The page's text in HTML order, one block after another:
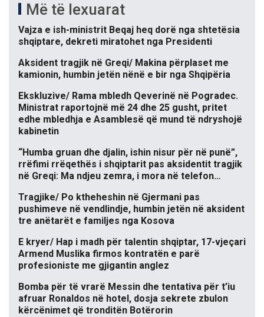
Më të lexuarat
Vajza e ish-ministrit Beqaj heq dorë nga shtetësia
shqiptare, dekreti miratohet nga Presidenti
Aksident tragjik në Greqi/ Makina përplaset me
kamionin, humbin jetën nënë e bir nga Shqipëria
Ekskluzive/ Rama mbledh Qeverinë në Pogradec.
Ministrat raportojnë më 24 dhe 25 gusht, pritet
edhe mbledhja e Asamblesë që mund të ndryshojë
kabinetin
“Humba gruan dhe djalin, ishin nisur për në punë”,
rrëfimi rrëqethës i shqiptarit pas aksidentit tragjik
në Greqi: Ma ndjeu zemra, i mora në telefon…
Tragjike/ Po ktheheshin në Gjermani pas
pushimeve në vendlindje, humbin jetën në aksident
tre anëtarët e familjes nga Kosova
E kryer/ Hap i madh për talentin shqiptar, 17-vjeçari
Armend Muslika firmos kontratën e parë
profesioniste me gjigantin anglez
Bomba për të vrarë Messin dhe tentativa për t’iu
afruar Ronaldos në hotel, dosja sekrete zbulon
kërcënimet që tronditën Botërorin